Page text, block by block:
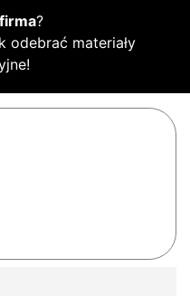
?
odebrać materiały